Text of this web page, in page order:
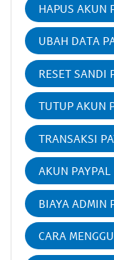
HAPUS AKUN
UBAH DATA
RESET SANDI
TUTUP AKUN
TRANSAKSI
AKUN
BIAYA ADMIN
CARA